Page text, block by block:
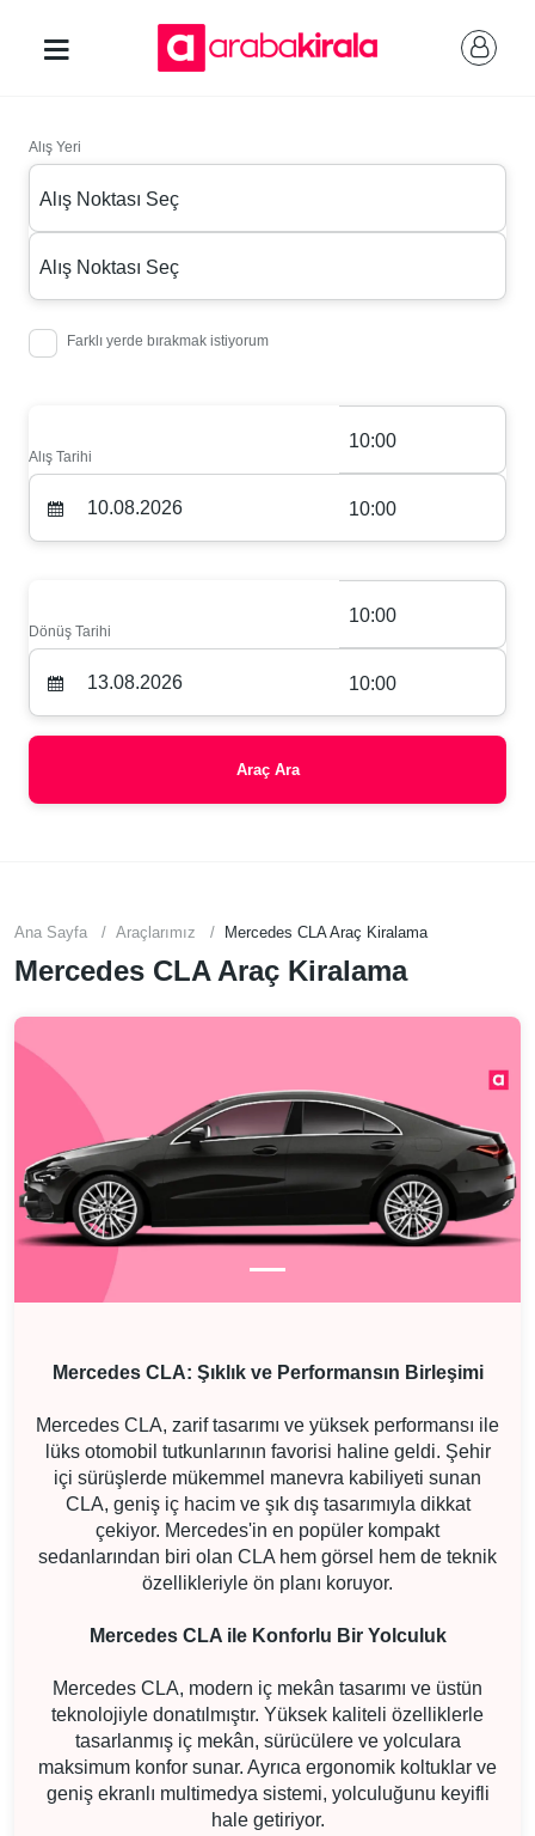
Alış Yeri
Alış Noktası Seç
Alış Noktası Seç
Farklı yerde bırakmak istiyorum
Alış Tarihi
10:00
10:00
Dönüş Tarihi
10:00
10:00
Araç Ara
Ana Sayfa Araçlarımız Mercedes CLA Araç Kiralama
Mercedes CLA Araç Kiralama
Mercedes CLA: Şıklık ve Performansın Birleşimi
Mercedes CLA, zarif tasarımı ve yüksek performansı ile
lüks otomobil tutkunlarının favorisi haline geldi. Şehir
içi sürüşlerde mükemmel manevra kabiliyeti sunan
CLA, geniş iç hacim ve şık dış tasarımıyla dikkat
çekiyor. Mercedes'in en popüler kompakt
sedanlarından biri olan CLA hem görsel hem de teknik
özellikleriyle ön planı koruyor.
Mercedes CLA ile Konforlu Bir Yolculuk
Mercedes CLA, modern iç mekân tasarımı ve üstün
teknolojiyle donatılmıştır. Yüksek kaliteli özelliklerle
tasarlanmış iç mekân, sürücülere ve yolculara
maksimum konfor sunar. Ayrıca ergonomik koltuklar ve
geniş ekranlı multimedya sistemi, yolculuğunu keyifli
hale getiriyor.